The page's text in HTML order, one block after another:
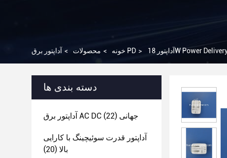
خونه > محصولات > آداپتور برق PD >
دسته بندی ها
آداپتور برق AC DC جهانی (22)
آداپتور قدرت سوئیچینگ با کارایی
بالا (20)